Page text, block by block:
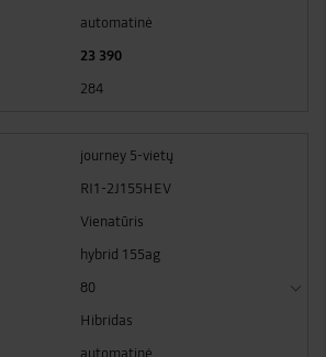
automatinė
23 390
284
journey 5-vietų
RI1-2J155HEV
Vienatūris
hybrid 155ag
80
Hibridas
automatinė